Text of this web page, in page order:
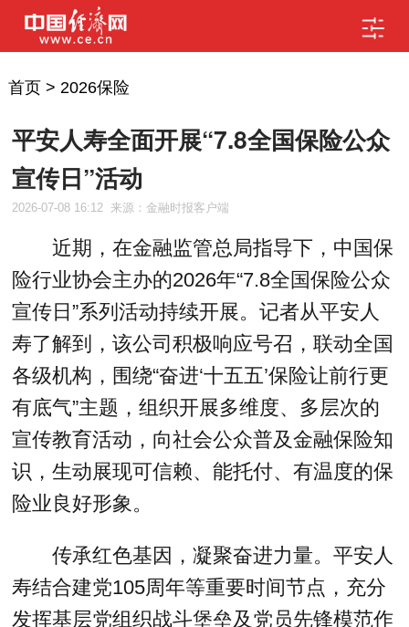
首页> 2026保险
平安人寿全面开展“7.8全国保险公众
宣传日”活动
2026-07-08 16:12 来源：金融时报客户端
近期，在金融监管总局指导下，中国保
险行业协会主办的2026年“7.8全国保险公众
宣传日”系列活动持续开展。记者从平安人
寿了解到，该公司积极响应号召，联动全国
各级机构，围绕“奋进‘十五五’保险让前行更
有底气”主题，组织开展多维度、多层次的
宣传教育活动，向社会公众普及金融保险知
识，生动展现可信赖、能托付、有温度的保
险业良好形象。
传承红色基因，凝聚奋进力量。平安人
寿结合建党105周年等重要时间节点，充分
发挥基层党组织战斗堡垒及党员先锋模范作